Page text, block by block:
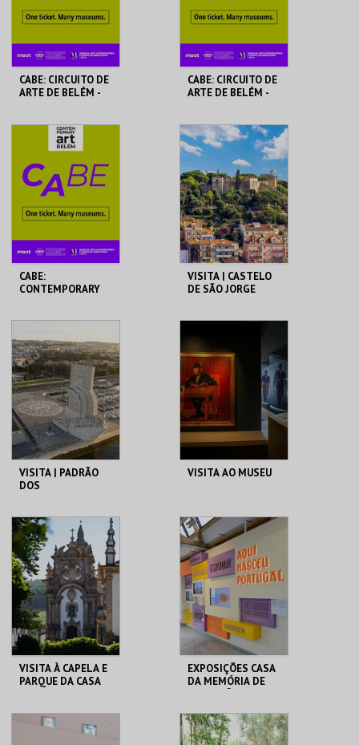
COMPRAR COMPRAR
CABE: CIRCUITO DE
ARTE DE BELÉM -
MAIS INFO
COMPRAR
CABE: CIRCUITO DE
ARTE DE BELÉM -
PAVILHÃO JULIÃO
SARMENTO
MAIS INFO
COMPRAR
CABE:
CONTEMPORARY
MAIS INFO
COMPRAR
VISITA | CASTELO
DE SÃO JORGE
JORGE
MAIS INFO
COMPRAR
VISITA | PADRÃO
DOS
PADRÃO DOS
DESCOBRIMENTOS
MAIS INFO
COMPRAR
VISITA AO MUSEU
CASA FERNANDO
PESSOA
MAIS INFO
COMPRAR
VISITA À CAPELA E
PARQUE DA CASA
FUND. DA CASA DE
EXPOSIÇÕES CASA
DA MEMÓRIA DE
CASA DA MEMÓRIA .